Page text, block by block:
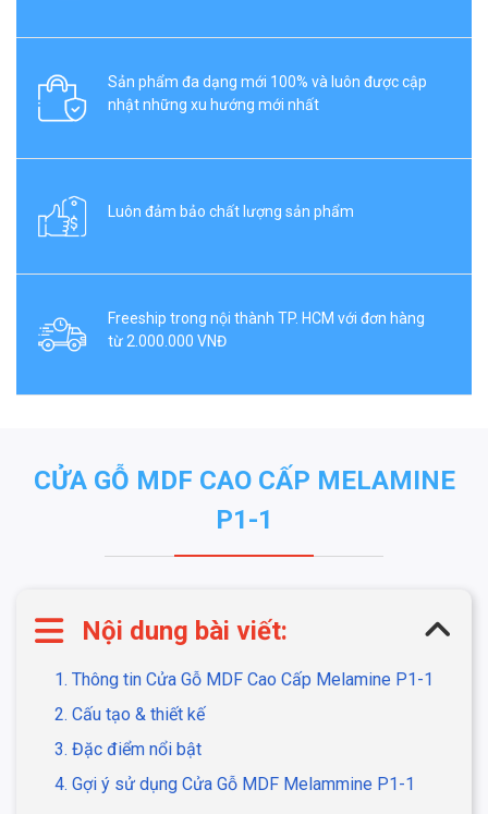
Sản phẩm đa dạng mới 100% và luôn được cập
nhật những xu hướng mới nhất
Luôn đảm bảo chất lượng sản phẩm
Freeship trong nội thành TP. HCM với đơn hàng
từ 2.000.000 VNĐ
CỬA GỖ MDF CAO CẤP MELAMINE
P1-1
Nội dung bài viết:
1. Thông tin Cửa Gỗ MDF Cao Cấp Melamine P1-1
2. Cấu tạo & thiết kế
3. Đặc điểm nổi bật
4. Gợi ý sử dụng Cửa Gỗ MDF Melammine P1-1